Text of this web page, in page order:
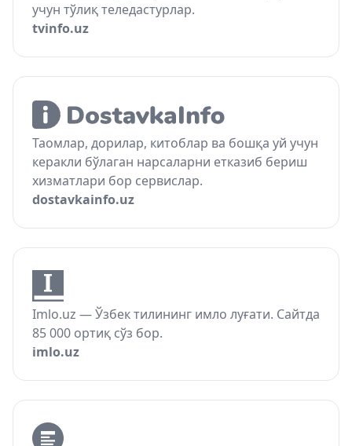
учун тўлиқ теледастурлар.
tvinfo.uz
Таомлар, дорилар, китоблар ва бошқа уй учун
керакли бўлаган нарсаларни етказиб бериш
хизматлари бор сервислар.
dostavkainfo.uz
Imlo.uz — Ўзбек тилининг имло луғати. Сайтда
85 000 ортиқ сўз бор.
imlo.uz